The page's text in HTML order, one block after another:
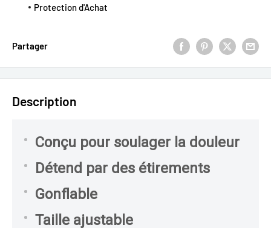
Protection d'Achat
Partager
Description
Conçu pour soulager la douleur
Détend par des étirements
Gonflable
Taille ajustable